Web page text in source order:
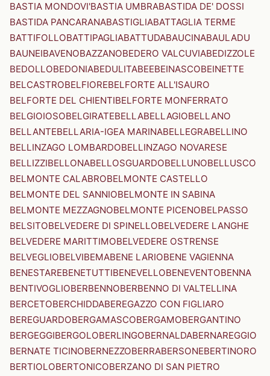
BASTIA MONDOVI'BASTIA UMBRABASTIDA DE' DOSSI
BASTIDA PANCARANABASTIGLIABATTAGLIA TERME
BATTIFOLLOBATTIPAGLIABATTUDABAUCINABAULADU
BAUNEIBAVENOBAZZANOBEDERO VALCUVIABEDIZZOLE
BEDOLLOBEDONIABEDULITABEEBEINASCOBEINETTE
BELCASTROBELFIOREBELFORTE ALL'ISAURO
BELFORTE DEL CHIENTIBELFORTE MONFERRATO
BELGIOIOSOBELGIRATEBELLABELLAGIOBELLANO
BELLANTEBELLARIA-IGEA MARINABELLEGRABELLINO
BELLINZAGO LOMBARDOBELLINZAGO NOVARESE
BELLIZZIBELLONABELLOSGUARDOBELLUNOBELLUSCO
BELMONTE CALABROBELMONTE CASTELLO
BELMONTE DEL SANNIOBELMONTE IN SABINA
BELMONTE MEZZAGNOBELMONTE PICENOBELPASSO
BELSITOBELVEDERE DI SPINELLOBELVEDERE LANGHE
BELVEDERE MARITTIMOBELVEDERE OSTRENSE
BELVEGLIOBELVIBEMABENE LARIOBENE VAGIENNA
BENESTAREBENETUTTIBENEVELLOBENEVENTOBENNA
BENTIVOGLIOBERBENNOBERBENNO DI VALTELLINA
BERCETOBERCHIDDABEREGAZZO CON FIGLIARO
BEREGUARDOBERGAMASCOBERGAMOBERGANTINO
BERGEGGIBERGOLOBERLINGOBERNALDABERNAREGGIO
BERNATE TICINOBERNEZZOBERRABERSONEBERTINORO
BERTIOLOBERTONICOBERZANO DI SAN PIETRO